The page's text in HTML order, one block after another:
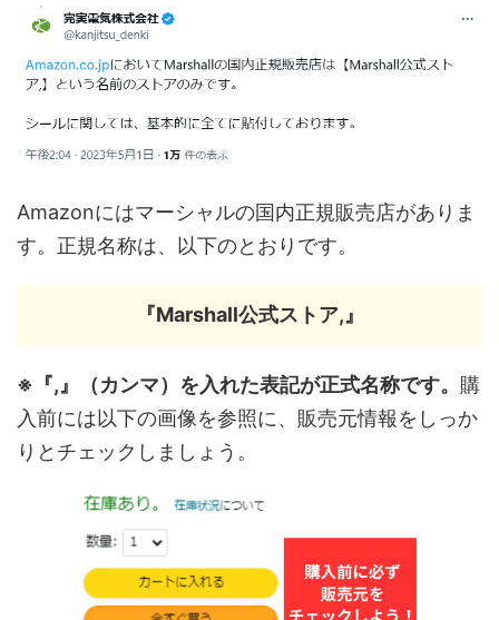
Amazonにはマーシャルの国内正規販売店がありま
す。正規名称は、以下のとおりです。
『Marshall公式ストア,』
※『,』（カンマ）を入れた表記が正式名称です。 購
入前には以下の画像を参照に、販売元情報をしっか
りとチェックしましょう。